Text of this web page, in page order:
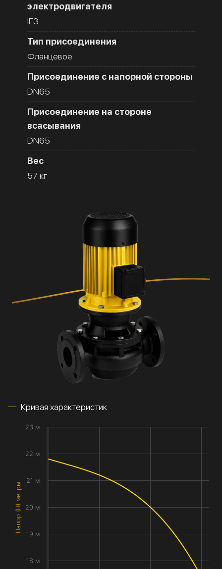
электродвигателя
IE3
Тип присоединения
Фланцевое
Присоединение с напорной стороны
DN65
Присоединение на стороне
всасывания
DN65
Вес
57 кг
Кривая характеристик
Напор (H) метры
18 м
19 м
20 м
21 м
22 м
23 м